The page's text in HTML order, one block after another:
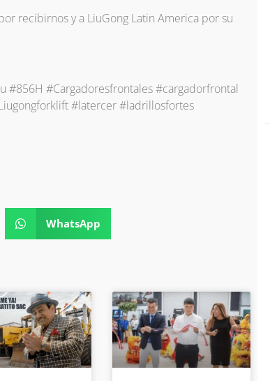
recibirnos y a LiuGong Latin America por su
#856H #Cargadoresfrontales #cargadorfrontal
#latercer #ladrillosfortes
WhatsApp